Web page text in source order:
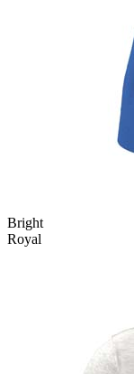
Bright
Royal